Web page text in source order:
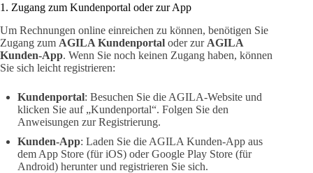
1. Zugang zum Kundenportal oder zur App
Um Rechnungen online einreichen zu können, benötigen Sie
Zugang zum AGILA Kundenportal oder zur AGILA
Kunden-App. Wenn Sie noch keinen Zugang haben, können
Sie sich leicht registrieren:
Kundenportal: Besuchen Sie die AGILA-Website und
klicken Sie auf „Kundenportal“. Folgen Sie den
Anweisungen zur Registrierung.
Kunden-App: Laden Sie die AGILA Kunden-App aus
dem App Store (für iOS) oder Google Play Store (für
Android) herunter und registrieren Sie sich.